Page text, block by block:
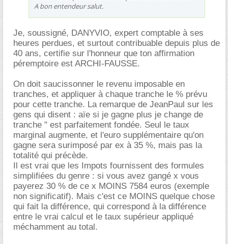
A bon entendeur salut.
Je, soussigné, DANYVIO, expert comptable à ses
heures perdues, et surtout contribuable depuis plus de
40 ans, certifie sur l'honneur que ton affirmation
péremptoire est ARCHI-FAUSSE.
On doit saucissonner le revenu imposable en
tranches, et appliquer à chaque tranche le % prévu
pour cette tranche. La remarque de JeanPaul sur les
gens qui disent : aïe si je gagne plus je change de
tranche " est parfaitement fondée. Seul le taux
marginal augmente, et l'euro supplémentaire qu'on
gagne sera surimposé par ex à 35 %, mais pas la
totalité qui précède.
Il est vrai que les Impots fournissent des formules
simplifiées du genre : si vous avez gangé x vous
payerez 30 % de ce x MOINS 7584 euros (exemple
non significatif). Mais c'est ce MOINS quelque chose
qui fait la différence, qui correspond à la différence
entre le vrai calcul et le taux supérieur appliqué
méchamment au total.